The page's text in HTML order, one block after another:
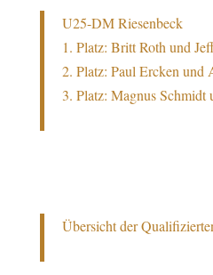
U25-DM Riesenbeck
1. Platz: Britt Roth und
2. Platz: Paul Ercken und
3. Platz: Magnus Schmidt
Übersicht der